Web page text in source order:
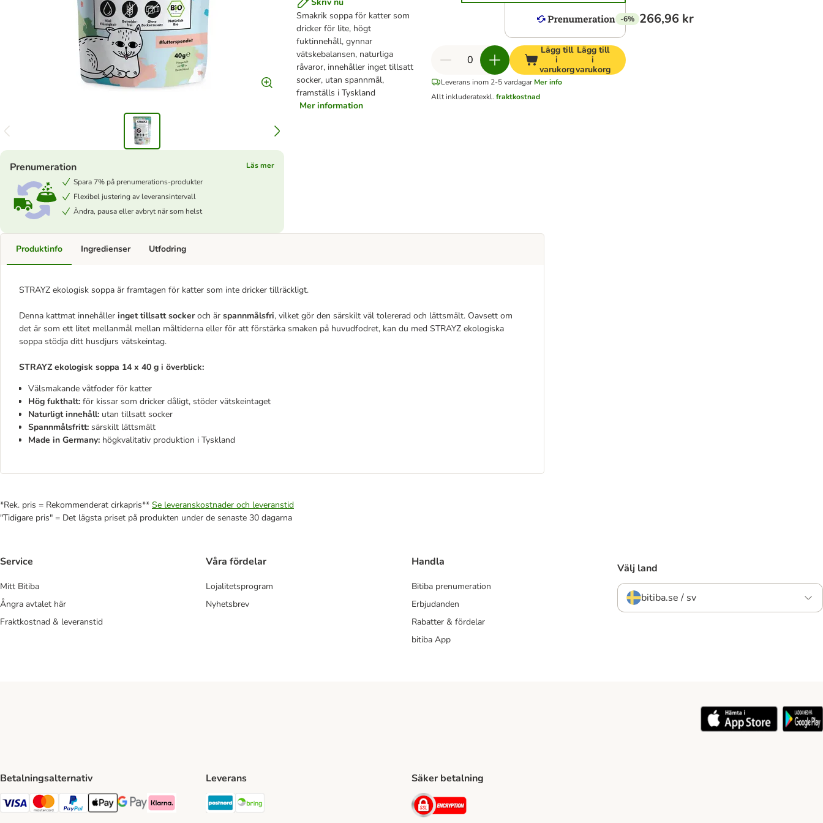
Smakrik soppa för katter som
dricker för lite, högt
fuktinnehåll, gynnar
vätskebalansen, naturliga
råvaror, innehåller inget tillsatt
socker, utan spannmål,
framställs i Tyskland
Mer information
Prenumeration
Läs mer
Spara 7% på prenumerations-produkter
Flexibel justering av leveransintervall
Ändra, pausa eller avbryt när som helst
-6% 266,96 kr
Lägg till
i
varukorg
Lägg till
i
varukorg
Leverans inom 2-5 vardagar Mer info
Allt inkluderatexkl. fraktkostnad
Produktinfo
STRAYZ ekologisk soppa är framtagen för katter som inte dricker tillräckligt.
Denna kattmat innehåller inget tillsatt sockeroch är spannmålsfri, vilket gör den särskilt väl tolererad och lättsmält. Oavsett om
det är som ett litet mellanmål mellan måltiderna eller för att förstärka smaken på huvudfodret, kan du med STRAYZ ekologiska
soppa stödja ditt husdjurs vätskeintag.
STRAYZ ekologisk soppa 14 x 40 g i överblick:
Välsmakande våtfoder för katter
Hög fukthalt: för kissar som dricker dåligt, stöder vätskeintaget
Naturligt innehåll: utan tillsatt socker
Spannmålsfritt: särskilt lättsmält
Made in Germany: högkvalitativ produktion i Tyskland
Ingredienser Utfodring
*Rek. pris = Rekommenderat cirkapris** Se leveranskostnader och leveranstid
"Tidigare pris" = Det lägsta priset på produkten under de senaste 30 dagarna
Service
Mitt Bitiba
Ångra avtalet här
Fraktkostnad & leveranstid
Våra fördelar
Lojalitetsprogram
Nyhetsbrev
Handla
Bitiba prenumeration
Erbjudanden
Rabatter & fördelar
bitiba App
Välj land
bitiba.se / sv
Betalningsalternativ
VISA Payment Method
Mastercard Payment Method
Paypal Payment Method
Apple Pay Payment Method
Google Pay Payment Method
Klarna Payment Method
Leverans
Postnord Shipping Method
Säker betalning
Security